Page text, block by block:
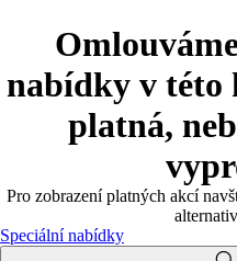
nabídky v této
platná,
Pro zobrazení platných akcí
Speciální nabídky